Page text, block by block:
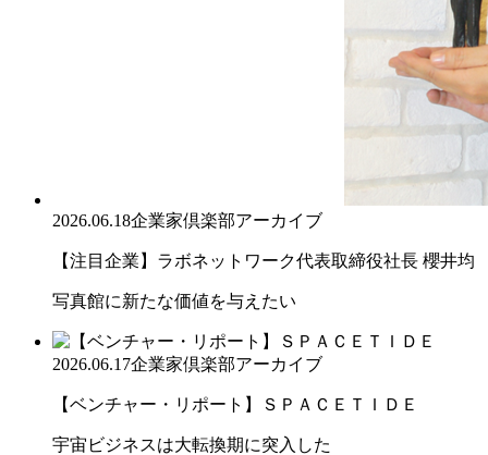
2026.06.18企業家倶楽部アーカイブ
【注目企業】ラボネットワーク代表取締役社長 櫻井均
写真館に新たな価値を与えたい
2026.06.17企業家倶楽部アーカイブ
【ベンチャー・リポート】ＳＰＡＣＥＴＩＤＥ
宇宙ビジネスは大転換期に突入した